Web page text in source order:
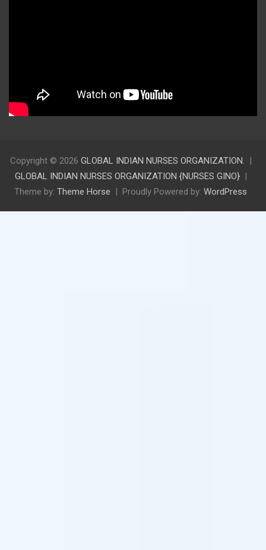
Copyright © 2026 GLOBAL INDIAN NURSES ORGANIZATION.
GLOBAL INDIAN NURSES ORGANIZATION {NURSES GINO}
Theme by: Theme Horse Proudly Powered by: WordPress